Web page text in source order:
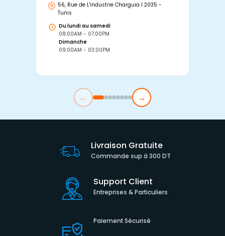
56, Rue de L'industrie Charguia I 2035 -
Tunis
Du lundi au samedi
08:00AM - 07:00PM
Dimanche
09:00AM - 03:00PM
← →
Livraison Gratuite
Commande sup à 300 DT
Support Client
Entreprises & Particuliers
Paiement Sécurisé